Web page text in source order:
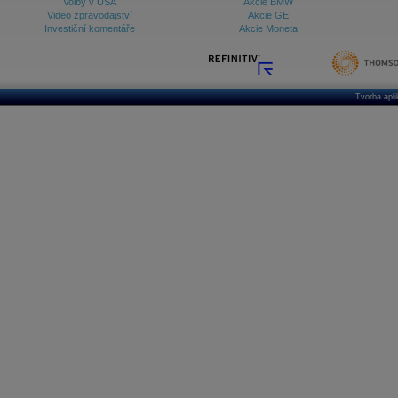
Video zpravodajství
Investiční komentáře
Akcie GE
Akcie Moneta
Tvorba